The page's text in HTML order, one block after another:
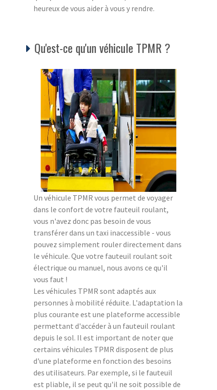
heureux de vous aider à vous y rendre.
Qu'est-ce qu'un véhicule TPMR ?
Un véhicule TPMR vous permet de voyager
dans le confort de votre fauteuil roulant,
vous n'avez donc pas besoin de vous
transférer dans un taxi inaccessible - vous
pouvez simplement rouler directement dans
le véhicule. Que votre fauteuil roulant soit
électrique ou manuel, nous avons ce qu'il
vous faut !
Les véhicules TPMR sont adaptés aux
personnes à mobilité réduite. L'adaptation la
plus courante est une plateforme accessible
permettant d'accéder à un fauteuil roulant
depuis le sol. Il est important de noter que
certains véhicules TPMR disposent de plus
d'une plateforme en fonction des besoins
des utilisateurs. Par exemple, si le fauteuil
est pliable, il se peut qu'il ne soit possible de